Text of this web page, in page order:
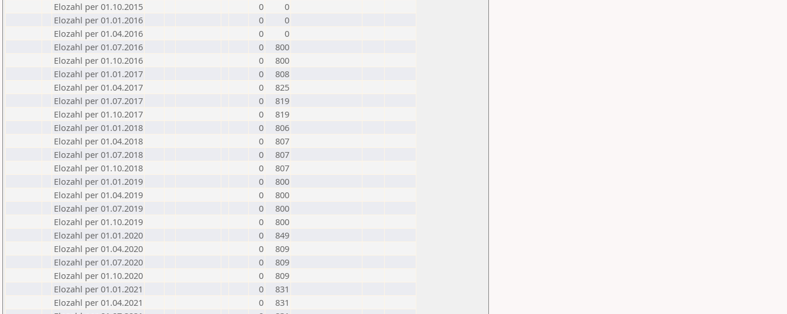
Elozahl per 01.10.2015
0
0
Elozahl per 01.01.2016
0
0
Elozahl per 01.04.2016
0
0
Elozahl per 01.07.2016
0
800
Elozahl per 01.10.2016
0
800
Elozahl per 01.01.2017
0
808
Elozahl per 01.04.2017
0
825
Elozahl per 01.07.2017
0
819
Elozahl per 01.10.2017
0
819
Elozahl per 01.01.2018
0
806
Elozahl per 01.04.2018
0
807
Elozahl per 01.07.2018
0
807
Elozahl per 01.10.2018
0
807
Elozahl per 01.01.2019
0
800
Elozahl per 01.04.2019
0
800
Elozahl per 01.07.2019
0
800
Elozahl per 01.10.2019
0
800
Elozahl per 01.01.2020
0
849
Elozahl per 01.04.2020
0
809
Elozahl per 01.07.2020
0
809
Elozahl per 01.10.2020
0
809
Elozahl per 01.01.2021
0
831
Elozahl per 01.04.2021
0
831